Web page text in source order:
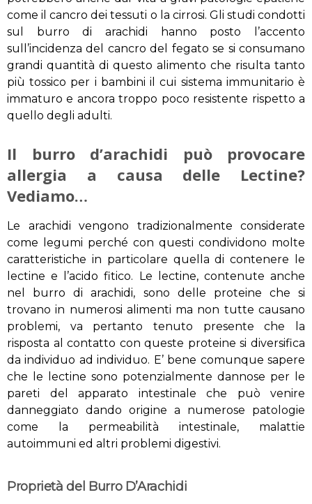
come il cancro dei tessuti o la cirrosi. Gli studi condotti
sul burro di arachidi hanno posto l’accento
sull’incidenza del cancro del fegato se si consumano
grandi quantità di questo alimento che risulta tanto
più tossico per i bambini il cui sistema immunitario è
immaturo e ancora troppo poco resistente rispetto a
quello degli adulti.
Il burro d’arachidi può provocare
allergia a causa delle Lectine?
Vediamo…
Le arachidi vengono tradizionalmente considerate
come legumi perché con questi condividono molte
caratteristiche in particolare quella di contenere le
lectine e l’acido fitico. Le lectine, contenute anche
nel burro di arachidi, sono delle proteine che si
trovano in numerosi alimenti ma non tutte causano
problemi, va pertanto tenuto presente che la
risposta al contatto con queste proteine si diversifica
da individuo ad individuo. E’ bene comunque sapere
che le lectine sono potenzialmente dannose per le
pareti del apparato intestinale che può venire
danneggiato dando origine a numerose patologie
come la permeabilità intestinale, malattie
autoimmuni ed altri problemi digestivi.
Proprietà del Burro D’Arachidi